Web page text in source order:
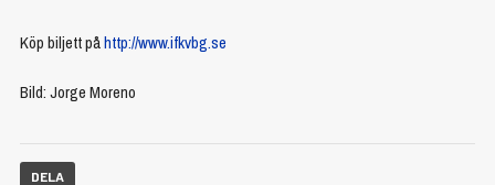
Köp biljett påhttp://www.ifkvbg.se
Bild: Jorge Moreno
DELA